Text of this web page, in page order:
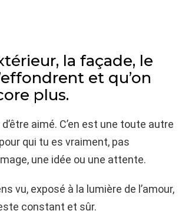
la façade, le
et qu’on
plus.
aimé. C’en est une toute autre
qui tu es vraiment, pas
une idée ou une attente.
vu, exposé à la lumière de l’amour,
constant et sûr.